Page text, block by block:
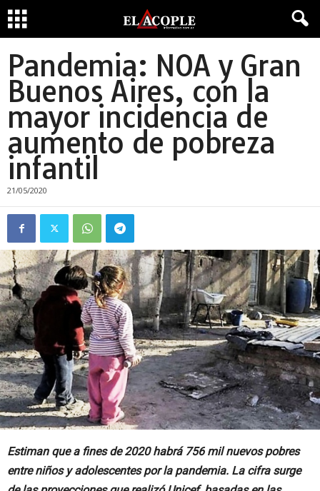
Pandemia: NOA y Gran
Buenos Aires, con la
mayor incidencia de
aumento de pobreza
infantil
21/05/2020
Estiman que a fines de 2020 habrá 756 mil nuevos pobres
entre niños y adolescentes por la pandemia. La cifra surge